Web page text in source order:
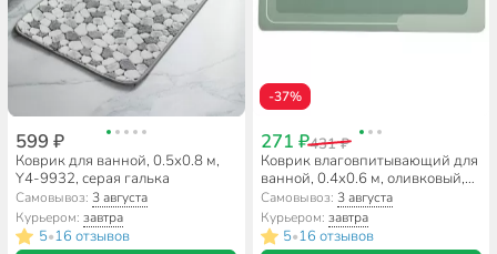
599 ₽
Коврик для ванной, 0.5х0.8 м,
Y4-9932, серая галька
Самовывоз: 3 августа
Курьером:завтра
5•16 отзывов
-37%
271 ₽431 ₽
Коврик влаговпитывающий для
ванной, 0.4х0.6 м, оливковый,
A090055
Самовывоз: 3 августа
Курьером: завтра
5•16 отзывов